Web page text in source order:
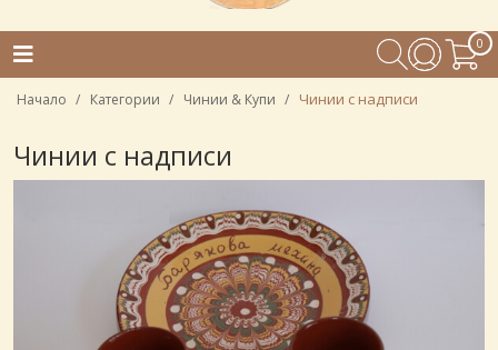
0
Начало Категории Чинии & Купи Чинии с надписи
Чинии с надписи